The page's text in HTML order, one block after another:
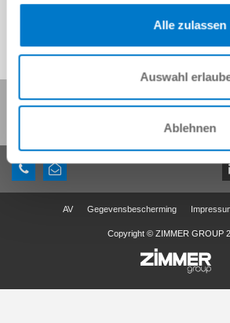
Alle zulassen
Auswahl
Ablehnen
Deze pagina delen:
AV Gegevensbescherming
Copyright © ZIMMER GROUP